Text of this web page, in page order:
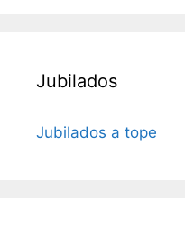
Jubilados
Jubilados a tope